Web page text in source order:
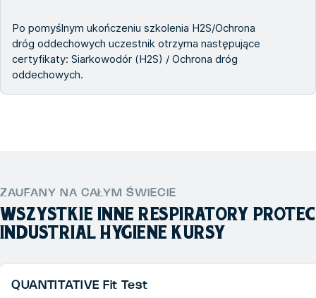
Po pomyślnym ukończeniu szkolenia H2S/Ochrona
dróg oddechowych uczestnik otrzyma następujące
certyfikaty: Siarkowodór (H2S) / Ochrona dróg
oddechowych.
ZAUFANY NA CAŁYM ŚWIECIE
WSZYSTKIE INNERESPIRATORY
INDUSTRIAL HYGIENE KURSY
QUANTITATIVE Fit Test